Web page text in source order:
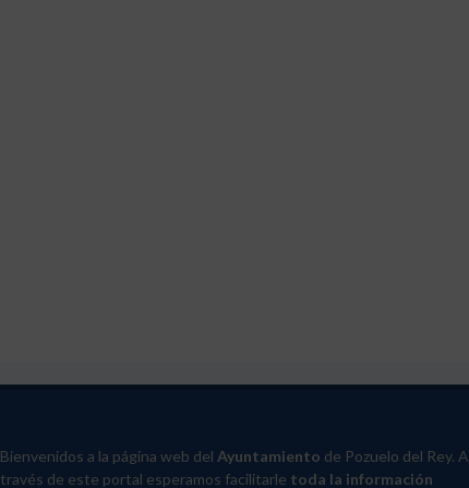
Bienvenidos a la página web del Ayuntamiento de Pozuelo del Rey. A
través de este portal esperamos facilitarle toda la información